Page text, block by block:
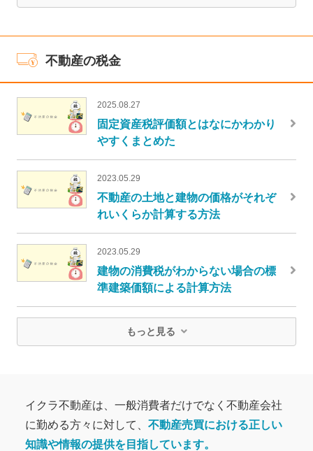
不動産の税金
2025.08.27
固定資産税評価額とはなにかわかり
やすくまとめた
2023.05.29
不動産の土地と建物の価格がそれぞ
れいくらか計算する方法
2023.05.29
建物の消費税がわからない場合の標
準建築価額による計算方法
もっと見る
イクラ不動産は、一般消費者だけでなく不動産会社
に勤める方々に対して、 不動産売買における正しい
知識や情報の提供を目指しています。